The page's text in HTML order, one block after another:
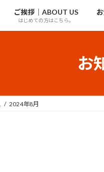
ご挨拶｜ABOUT US
はじめての方はこちら。
お
2024年8月